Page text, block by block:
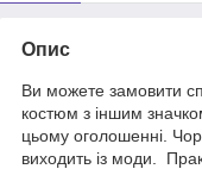
Опис
Ви можете замовити
костюм з іншим
цьому оголошенні.
виходить із моди.